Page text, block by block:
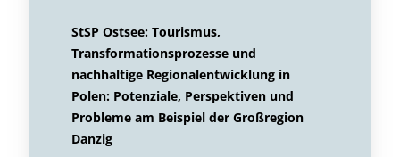
StSP Ostsee: Tourismus,
Transformationsprozesse und
nachhaltige Regionalentwicklung in
Polen: Potenziale, Perspektiven und
Probleme am Beispiel der Großregion
Danzig